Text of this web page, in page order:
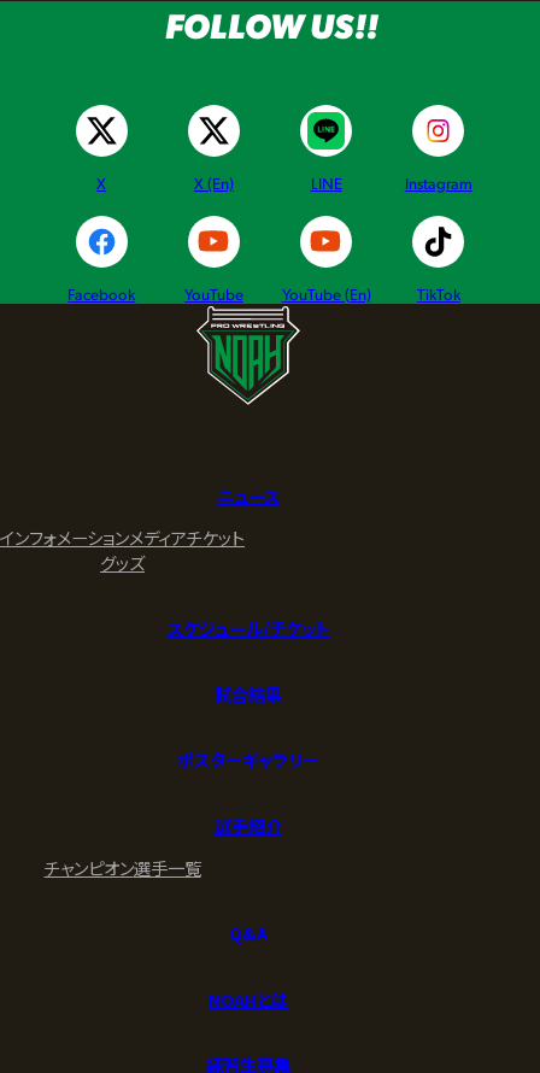
FOLLOW US!!
X X (En) LINE Instagram
Facebook YouTube YouTube (En) TikTok
ニュース
インフォメーションメディアチケット
グッズ
スケジュール/チケット
試合結果
ポスターギャラリー
選手紹介
チャンピオン選手一覧
Q&A
NOAHとは
練習生募集